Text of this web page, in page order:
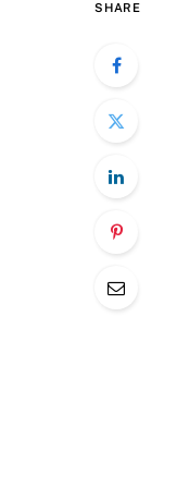
SHARE